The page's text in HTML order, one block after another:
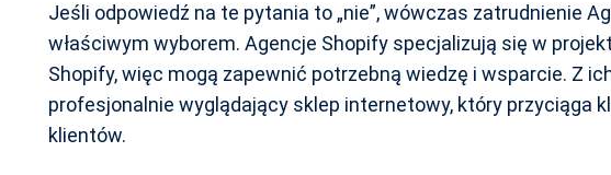
Jeśli odpowiedź na te pytania to „nie”, wówczas zatrudnienie
właściwym wyborem. Agencje Shopify specjalizują się w
Shopify, więc mogą zapewnić potrzebną wiedzę i wsparcie. Z
profesjonalnie wyglądający sklep internetowy, który przyciąga
klientów.